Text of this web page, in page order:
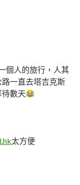
個人的旅行，人其
一直去塔吉克斯
數天
太方便